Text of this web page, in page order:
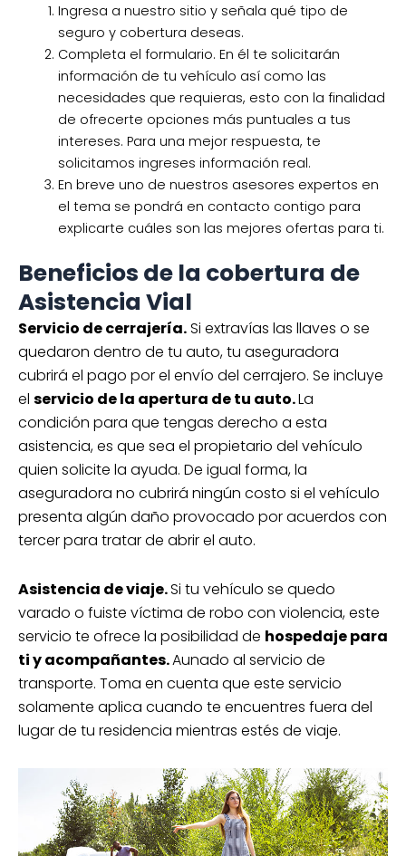
Ingresa a nuestro sitio y señala qué tipo de
seguro y cobertura deseas.
Completa el formulario. En él te solicitarán
información de tu vehículo así como las
necesidades que requieras, esto con la finalidad
de ofrecerte opciones más puntuales a tus
intereses. Para una mejor respuesta, te
solicitamos ingreses información real.
En breve uno de nuestros asesores expertos en
el tema se pondrá en contacto contigo para
explicarte cuáles son las mejores ofertas para ti.
Beneficios de la cobertura de
Asistencia Vial
Servicio de cerrajería.Si extravías las llaves o se
quedaron dentro de tu auto, tu aseguradora
cubrirá el pago por el envío del cerrajero. Se incluye
el servicio de la apertura de tu auto.La
condición para que tengas derecho a esta
asistencia, es que sea el propietario del vehículo
quien solicite la ayuda. De igual forma, la
aseguradora no cubrirá ningún costo si el vehículo
presenta algún daño provocado por acuerdos con
tercer para tratar de abrir el auto.
Asistencia de viaje.Si tu vehículo se quedo
varado o fuiste víctima de robo con violencia, este
servicio te ofrece la posibilidad de hospedaje para
ti y acompañantes.Aunado al servicio de
transporte. Toma en cuenta que este servicio
solamente aplica cuando te encuentres fuera del
lugar de tu residencia mientras estés de viaje.